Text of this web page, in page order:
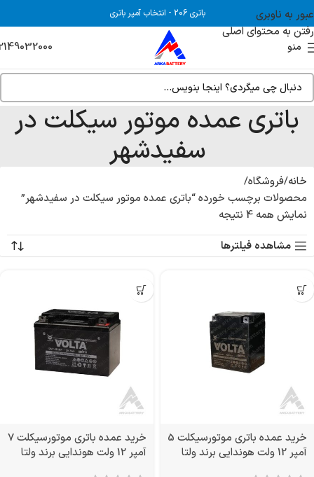
عبور به ناوبری
رفتن به محتوای اصلی
باتری 206 - انتخاب آمپر باتری
منو
باتری عمده موتور سیکلت در
سفیدشهر
خانه فروشگاه
محصولات برچسب خورده “باتری عمده موتور سیکلت در سفیدشهر”
نمایش همه 4 نتیجه
مشاهده فیلترها
خرید عمده باتری موتورسیکلت 5
آمپر 12 ولت هوندایی برند ولتا
خرید عمده باتری موتورسیکلت 7
آمپر 12 ولت هوندایی برند ولتا